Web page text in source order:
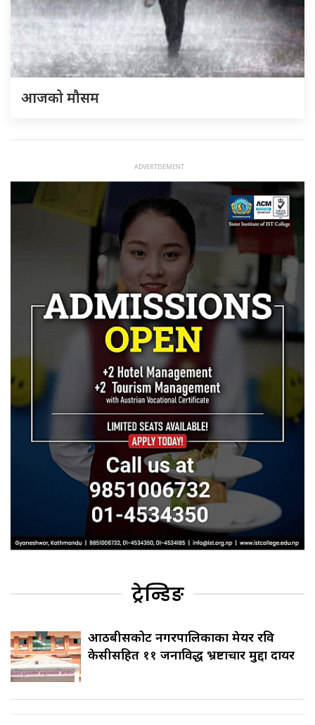
आजको मौसम
ट्रेन्डिङ
आठबीसकोट नगरपालिकाका मेयर रवि
केसीसहित ११ जनाविरुद्ध भ्रष्टाचार मुद्दा दायर